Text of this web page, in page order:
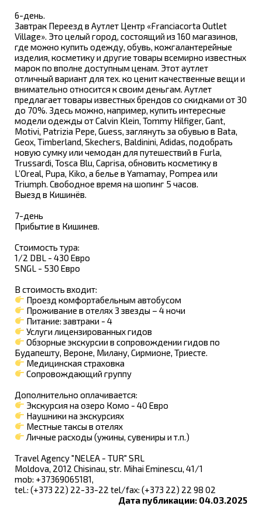
6-день.
Завтрак Переезд в Аутлет Центр «Franciacorta Outlet
Village». Это целый город, состоящий из 160 магазинов,
где можно купить одежду, обувь, кожгалантерейные
изделия, косметику и другие товары всемирно известных
марок по вполне доступным ценам. Этот аутлет
отличный вариант для тех. ко ценит качественные вещи и
внимательно относится к своим деньгам. Аутлет
предлагает товары известных брендов со скидками от 30
до 70%. Здесь можно, например, купить интересные
модели одежды от Calvin Klein, Tommy Hilfiger, Gant,
Motivi, Patrizia Pepe, Guess, заглянуть за обувью в Bata,
Geox, Timberland, Skechers, Baldinini, Adidas, подобрать
новую сумку или чемодан для путешествий в Furla,
Trussardi, Tosca Blu, Caprisa, обновить косметику в
L’Oreal, Pupa, Kiko, а белье в Yamamay, Pompea или
Triumph. Свободное время на шопинг 5 часов.
Выезд в Кишинёв.
7-день
Прибытие в Кишинев.
Стоимость тура:
1/2 DBL - 430 Евро
SNGL - 530 Евро
В стоимость входит:
Проезд комфортабельным автобусом
Проживание в отелях 3 звезды – 4 ночи
Питание: завтраки - 4
Услуги лицензированных гидов
Обзорные экскурсии в сопровождении гидов по
Будапешту, Вероне, Милану, Сирмионе, Триесте.
Медицинская страховка
Сопровождающий группу
Дополнительно оплачивается:
Экскурсия на озеро Комо - 40 Евро
Наушники на экскурсиях
Местные таксы в отелях
Личные расходы (ужины, сувениры и т.п.)
Travel Agency "NELEA - TUR" SRL
Moldova, 2012 Chisinau, str. Mihai Eminescu, 41/1
mob: +37369065181,
tel.: (+373 22) 22-33-22 tel/fax: (+373 22) 22 98 02
Дата публикации: 04.03.2025